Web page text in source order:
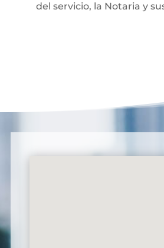
del servicio, la Notaria y